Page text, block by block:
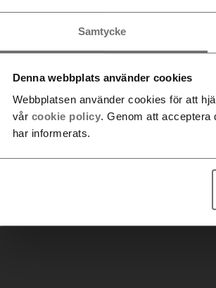
Samtycke
Denna webbplats använder cookies
Webbplatsen använder cookies för att
vår cookie policy. Genom att acceptera
har informerats.